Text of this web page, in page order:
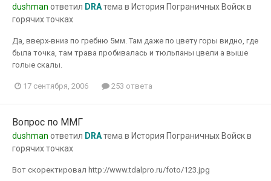
dushman ответил DRAтема в История Пограничных Войск в
горячих точках
Да, вверх-вниз по гребню 5мм. Там даже по цвету горы видно, где
была точка, там трава пробивалась и тюльпаны цвели а выше
голые скалы.
17 сентября, 2006 253 ответа
Вопрос по ММГ
dushman ответил DRAтема в История Пограничных Войск в
горячих точках
Вот скоректировал http://www.tdalpro.ru/foto/123.jpg